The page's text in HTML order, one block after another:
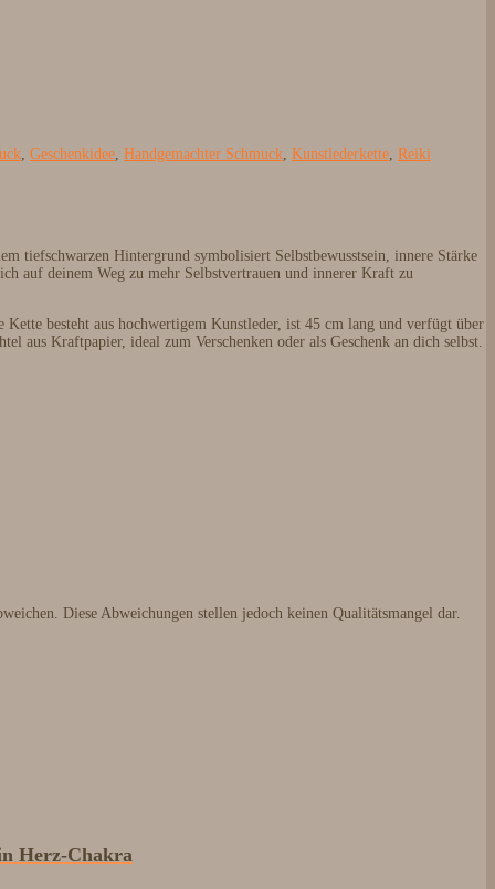
, Geschenkidee, Handgemachter Schmuck, Kunstlederkette, Reiki
tiefschwarzen Hintergrund symbolisiert Selbstbewusstsein, innere Stärke
auf deinem Weg zu mehr Selbstvertrauen und innerer Kraft zu
besteht aus hochwertigem Kunstleder, ist 45 cm lang und verfügt über
aus Kraftpapier, ideal zum Verschenken oder als Geschenk an dich selbst.
Diese Abweichungen stellen jedoch keinen Qualitätsmangel dar.
Herz-Chakra